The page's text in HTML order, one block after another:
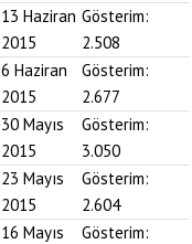
13 Haziran
2015
Gösterim:
2.508
6 Haziran
2015
Gösterim:
2.677
30 Mayıs
2015
Gösterim:
3.050
23 Mayıs
2015
Gösterim:
2.604
16 Mayıs
Gösterim: